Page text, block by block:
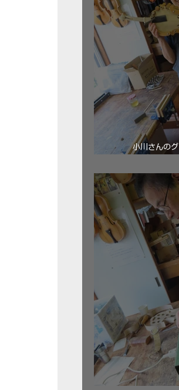
小川さんの